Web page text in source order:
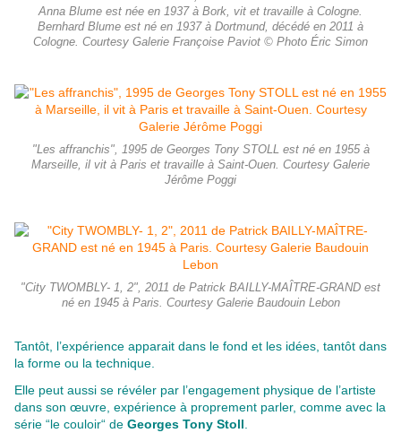
Anna Blume est née en 1937 à Bork, vit et travaille à Cologne.
Bernhard Blume est né en 1937 à Dortmund, décédé en 2011 à
Cologne. Courtesy Galerie Françoise Paviot © Photo Éric Simon
"Les affranchis", 1995 de Georges Tony STOLL est né en 1955 à
Marseille, il vit à Paris et travaille à Saint-Ouen. Courtesy Galerie
Jérôme Poggi
"City TWOMBLY- 1, 2", 2011 de Patrick BAILLY-MAÎTRE-GRAND est
né en 1945 à Paris. Courtesy Galerie Baudouin Lebon
Tantôt, l’expérience apparait dans le fond et les idées, tantôt dans
la forme ou la technique.
Elle peut aussi se révéler par l’engagement physique de l’artiste
dans son œuvre, expérience à proprement parler, comme avec la
série “le couloir“ de Georges Tony Stoll